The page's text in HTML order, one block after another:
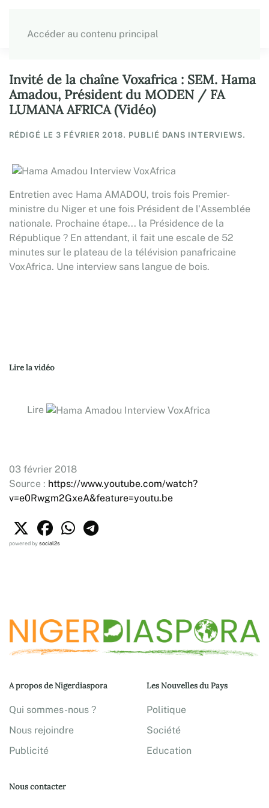
Accéder au contenu principal
Invité de la chaîne Voxafrica : SEM. Hama
Amadou, Président du MODEN / FA
LUMANA AFRICA (Vidéo)
RÉDIGÉ LE 3 FÉVRIER 2018. PUBLIÉ DANS INTERVIEWS.
Entretien avec Hama AMADOU, trois fois Premier-
ministre du Niger et une fois Président de l'Assemblée
nationale. Prochaine étape... la Présidence de la
République ? En attendant, il fait une escale de 52
minutes sur le plateau de la télévision panafricaine
VoxAfrica. Une interview sans langue de bois.
Lire la vidéo
Lire
03 février 2018
Source : https://www.youtube.com/watch?
v=e0Rwgm2GxeA&feature=youtu.be
powered bysocial2s
A propos de Nigerdiaspora
Qui sommes-nous ?
Nous rejoindre
Publicité
Les Nouvelles du Pays
Politique
Société
Education
Nous contacter